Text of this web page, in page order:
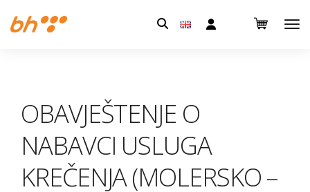
Pretraga:
OBAVJEŠTENJE O
NABAVCI USLUGA
KREČENJA (MOLERSKO –